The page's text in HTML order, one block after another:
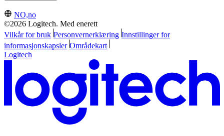
NO,no
©2026 Logitech. Med enerett
Vilkår for bruk Personvernerklæring Innstillinger for
informasjonskapsler Områdekart
Logitech